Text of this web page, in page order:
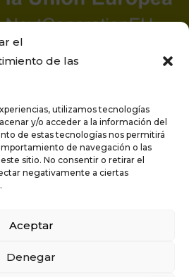
el
de las
utilizamos tecnologías
y/o acceder a la información del
de estas tecnologías nos permitirá
de navegación o las
sitio. No consentir o retirar el
negativamente a ciertas
Aceptar
Denegar
la Unión Europea –
Privacidad
de cookies